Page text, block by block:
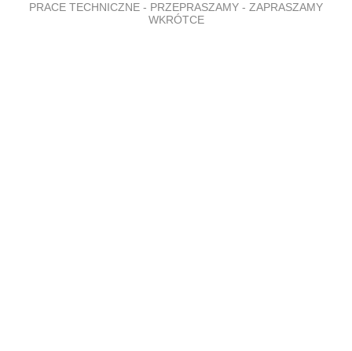
PRACE TECHNICZNE - PRZEPRASZAMY - ZAPRASZAMY
WKRÓTCE